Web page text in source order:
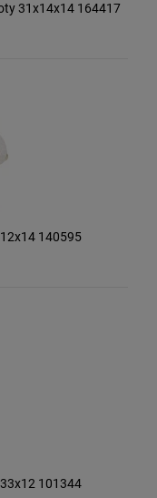
31x14x14 164417
140595
101344